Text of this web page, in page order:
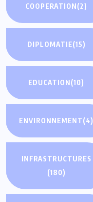
COOPERATION(2)
DIPLOMATIE(15)
EDUCATION(10)
ENVIRONNEMENT(4)
INFRASTRUCTURES
(180)